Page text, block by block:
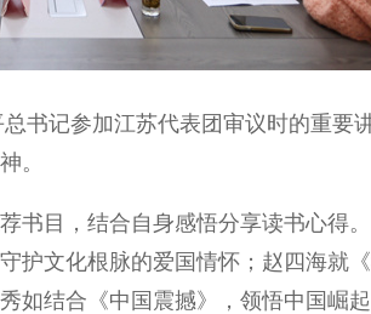
记参加江苏代表团审议时的重要
。
目，结合自身感悟分享读书心得。
护文化根脉的爱国情怀；赵四海就
如结合《中国震撼》，领悟中国崛